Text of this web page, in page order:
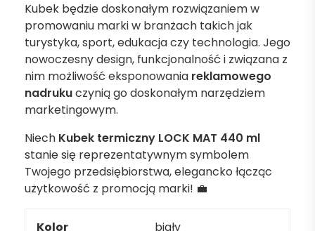
Kubek będzie doskonałym rozwiązaniem w
promowaniu marki w branżach takich jak
turystyka, sport, edukacja czy technologia. Jego
nowoczesny design, funkcjonalność i związana z
nim możliwość eksponowania reklamowego
nadrukuczynią go doskonałym narzędziem
marketingowym.
Niech Kubek termiczny LOCK MAT 440 ml
stanie się reprezentatywnym symbolem
Twojego przedsiębiorstwa, elegancko łącząc
użytkowość z promocją marki! 💼
Kolor biały